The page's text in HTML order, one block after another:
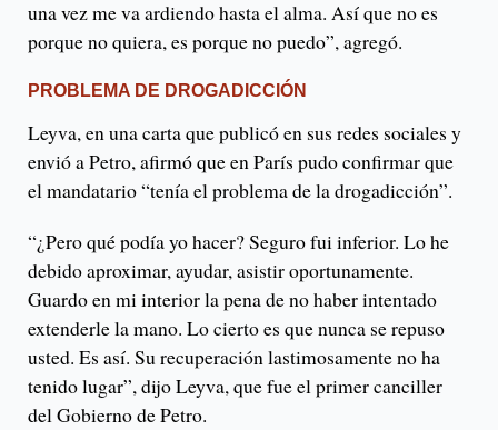
una vez me va ardiendo hasta el alma. Así que no es
porque no quiera, es porque no puedo”, agregó.
PROBLEMA DE DROGADICCIÓN
Leyva, en una carta que publicó en sus redes sociales y
envió a Petro, afirmó que en París pudo confirmar que
el mandatario “tenía el problema de la drogadicción”.
“¿Pero qué podía yo hacer? Seguro fui inferior. Lo he
debido aproximar, ayudar, asistir oportunamente.
Guardo en mi interior la pena de no haber intentado
extenderle la mano. Lo cierto es que nunca se repuso
usted. Es así. Su recuperación lastimosamente no ha
tenido lugar”, dijo Leyva, que fue el primer canciller
del Gobierno de Petro.